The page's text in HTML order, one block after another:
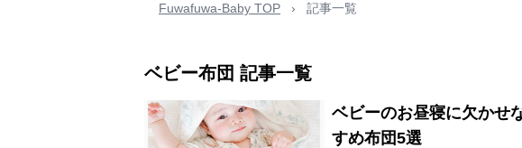
Fuwafuwa-Baby TOP › 記事一覧
ベビー布団 記事一覧
ベビーのお昼寝に欠かせ
すめ布団5選